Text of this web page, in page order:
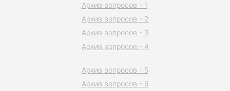
Архив вопросов - 1
Архив вопросов - 2
Архив вопросов - 3
Архив вопросов - 4
Архив вопросов - 5
Архив вопросов - 6